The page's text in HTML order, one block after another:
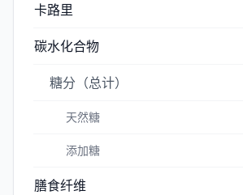
卡路里
碳水化合物
糖分（总计）
天然糖
添加糖
膳食纤维